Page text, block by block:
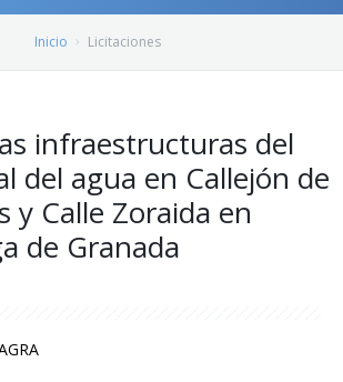
Inicio Licitaciones
infraestructuras del
del agua en Callejón de
y Calle Zoraida en
de Granada